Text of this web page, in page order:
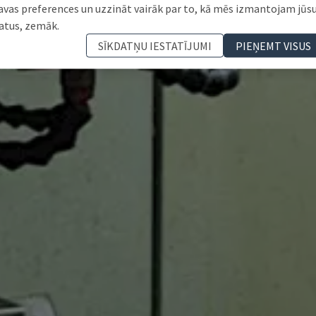
preferences un uzzināt vairāk par to, kā mēs izmantojam
zemāk.
SĪKDATŅU IESTATĪJUMI
PIEŅEMT VISUS